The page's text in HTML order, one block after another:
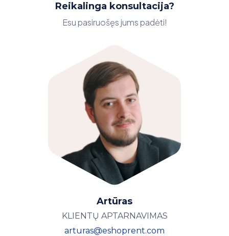
Reikalinga konsultacija?
Esu pasiruošęs jums padėti!
Artūras
KLIENTŲ APTARNAVIMAS
arturas@eshoprent.com